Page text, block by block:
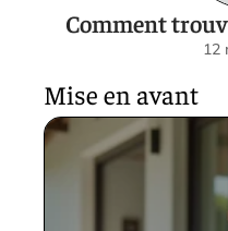
Comment
12
Mise en avant